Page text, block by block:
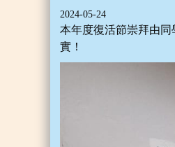
2024-05-24
本年度復活節崇拜由
實！